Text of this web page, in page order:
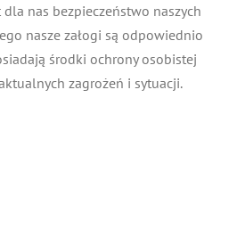
nas bezpieczeństwo naszych
nasze załogi są odpowiednio
środki ochrony osobistej
zagrożeń i sytuacji.